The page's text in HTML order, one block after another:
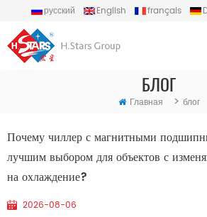
русский English français
БЛОГ
Главная > блог
Почему чиллер с магнитными
лучшим выбором для объектов с
на охлаждение?
2026-08-06